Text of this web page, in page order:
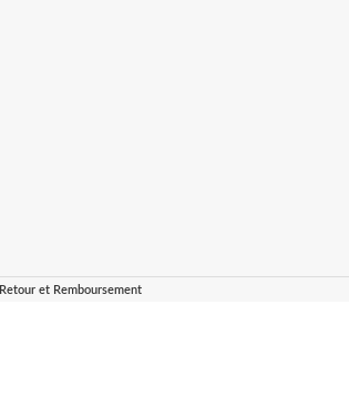
Retour et Remboursement